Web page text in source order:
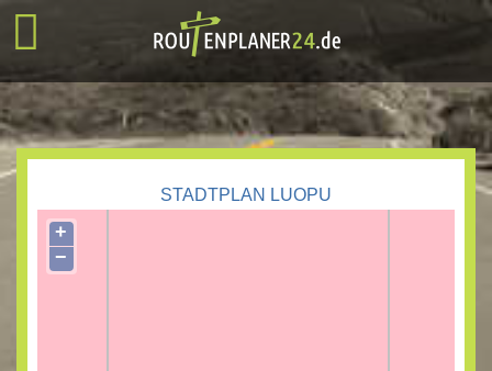
STADTPLAN LUOPU
+
−